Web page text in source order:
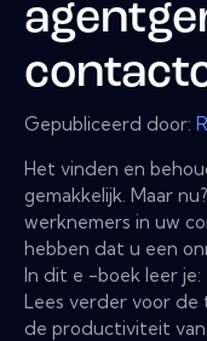
Gepubliceerd door:
Het vinden en
gemakkelijk. Maar
werknemers in uw
hebben dat u een
In dit e -boek leer je:
Lees verder voor de
de productiviteit